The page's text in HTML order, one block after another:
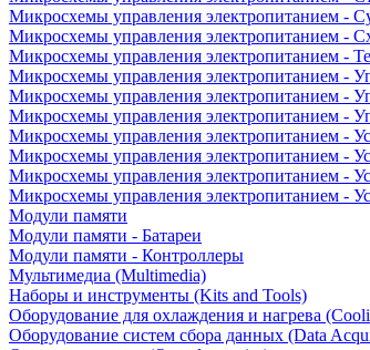
Микросхемы управления электропитанием -
Микросхемы управления электропитанием -
Микросхемы управления электропитанием -
Микросхемы управления электропитанием -
Микросхемы управления электропитанием -
Микросхемы управления электропитанием -
Микросхемы управления электропитанием -
Микросхемы управления электропитанием -
Микросхемы управления электропитанием -
Микросхемы управления электропитанием -
Модули памяти
Модули памяти - Батареи
Модули памяти - Контроллеры
Мультимедиа (Multimedia)
Наборы и инструменты (Kits and Tools)
Оборудование для охлаждения и нагрева
Оборудование систем сбора данных (Data